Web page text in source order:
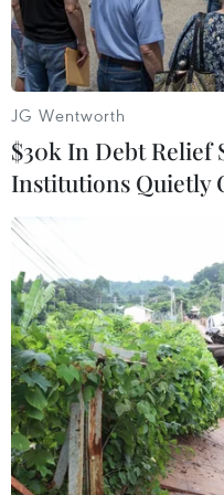
Tàu Wise Honest của
chuyển than.
Ngày 22/10, Bộ Tư
này đã được trao
JG Wentworth
$30k In Debt Relief
Institutions Quietly